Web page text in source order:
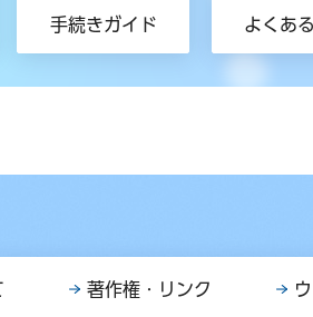
手続きガイド よくあ
著作権・リンク